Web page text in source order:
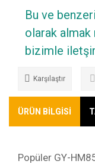
Bu ve
olarak almak
bizimle
Karşılaştır
ÜRÜN BİLGİSİ
Popüler GY-